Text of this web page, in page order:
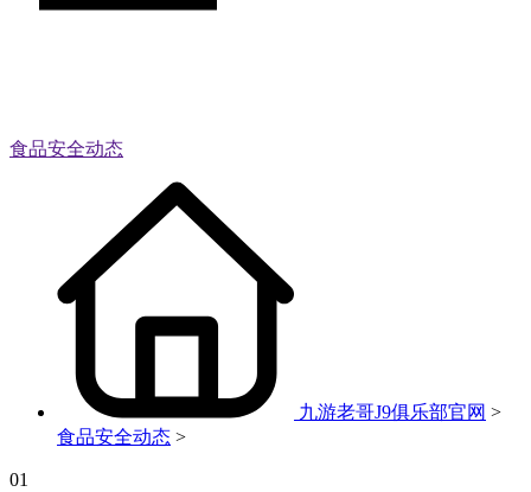
食品安全动态
九游老哥J9俱乐部官网 >
食品安全动态 >
01